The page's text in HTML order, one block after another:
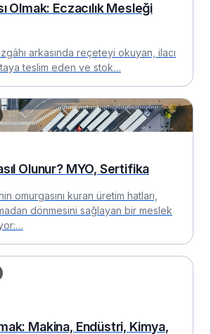
Olmak: Eczacılık Mesleği
arkasında reçeteyi okuyan, ilacı
teslim eden ve stok…
Olunur? MYO, Sertifika
omurgasını kuran üretim hatları,
dönmesini sağlayan bir meslek
Makina, Endüstri, Kimya,